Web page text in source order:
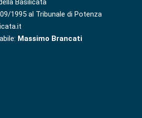
Basilicata
1995 al Tribunale di Potenza
Massimo Brancati